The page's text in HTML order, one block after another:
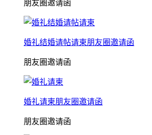
朋友圈邀请函
婚礼结婚请帖请柬朋友圈邀请函
朋友圈邀请函
婚礼请柬朋友圈邀请函
朋友圈邀请函